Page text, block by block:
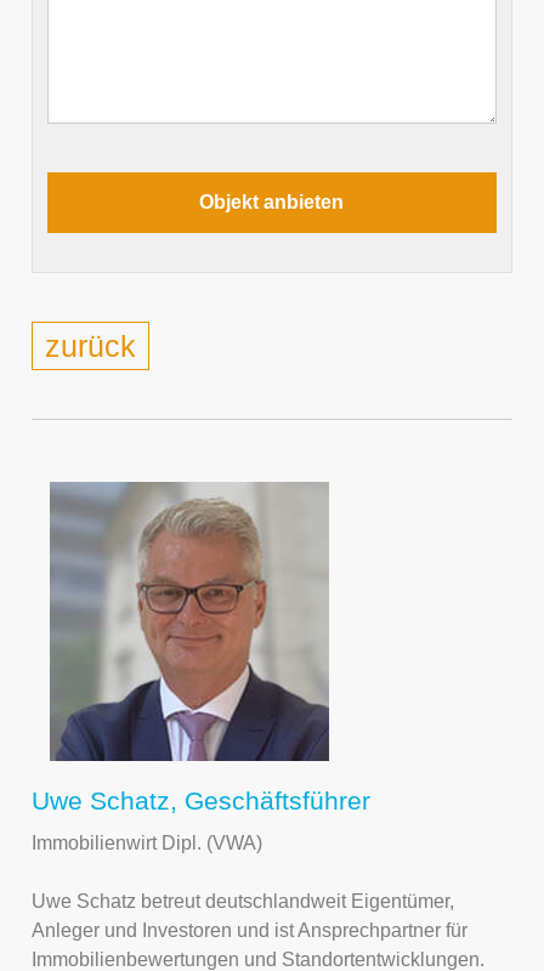
zurück
Uwe Schatz, Geschäftsführer
Immobilienwirt Dipl. (VWA)
Uwe Schatz betreut deutschlandweit Eigentümer,
Anleger und Investoren und ist Ansprechpartner für
Immobilienbewertungen und Standortentwicklungen.